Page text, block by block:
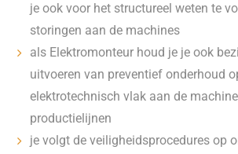
je ook voor het structureel weten te
storingen aan de machines
als Elektromonteur houd je je ook
uitvoeren van preventief onderhoud
elektrotechnisch vlak aan de
productielijnen
je volgt de veiligheidsprocedures op